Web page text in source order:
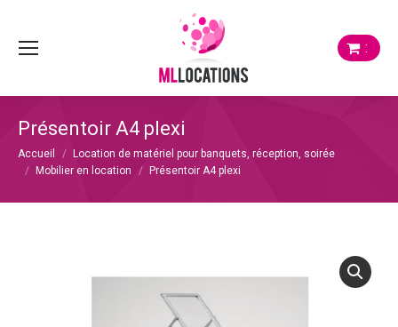
:
Présentoir A4 plexi
Vous êtes ici :
Accueil
Location de matériel pour banquets, réception, soirée
Mobilier en location
Présentoir A4 plexi